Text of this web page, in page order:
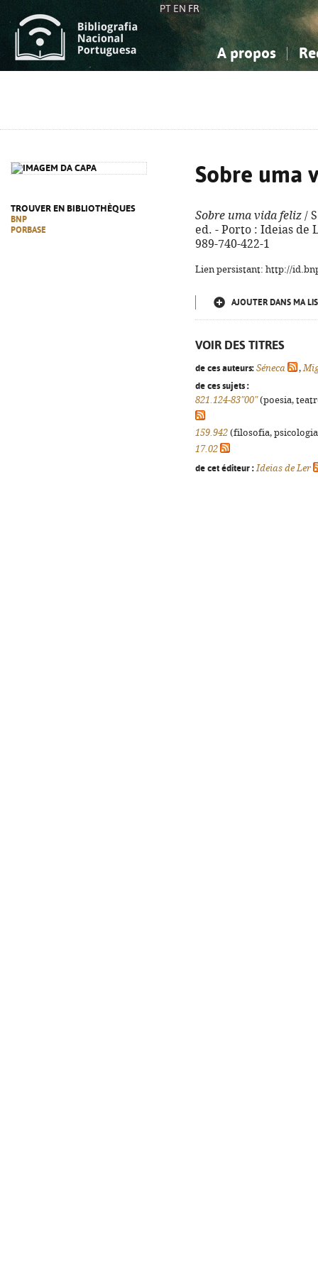
PT EN FR
A propos
TROUVER EN BIBLIOTHÈQUES
BNP
PORBASE
Sobre uma
Sobre uma vida feliz /
ed. - Porto : Ideias de
989-740-422-1
Lien persistant: http://
AJOUTER DANS MA
VOIR DES TITRES
de ces auteurs: Séneca ,
de ces sujets :
821.124-83"00"(poesia,
159.942 (filosofia,
17.02
de cet éditeur : Ideias de Ler